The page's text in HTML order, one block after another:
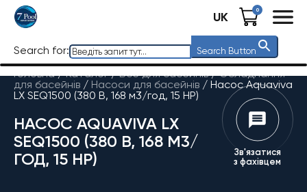
UK 0
Search for: Search Button
Головна / Каталог/Все для басейнів/Обладнання
для басейнів / Насоси для басейнів / Насос Aquaviva
LX SEQ1500 (380 В, 168 м3/год, 15 HP)
НАСОС AQUAVIVA LX
SEQ1500 (380 В, 168 М3/
ГОД, 15 HP)
Зв'язатися
з фахівцем